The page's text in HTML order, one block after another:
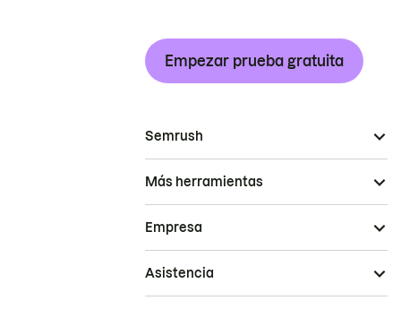
Empezar prueba gratuita
Semrush
Más herramientas
Empresa
Asistencia